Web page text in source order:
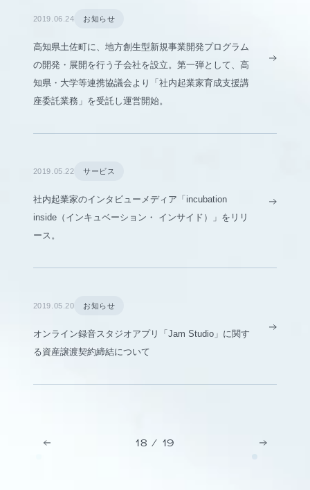
2019.06.24 お知らせ
高知県土佐町に、地方創生型新規事業開発プログラム
の開発・展開を行う子会社を設立。第一弾として、高
知県・大学等連携協議会より「社内起業家育成支援講
座委託業務」を受託し運営開始。
2019.05.22 サービス
社内起業家のインタビューメディア「incubation
inside（インキュベーション・ インサイド）」をリリ
ース。
2019.05.20 お知らせ
オンライン録音スタジオアプリ「Jam Studio」に関す
る資産譲渡契約締結について
18 / 19